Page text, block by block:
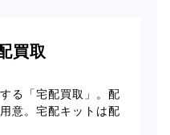
買取
る「宅配買取」。配
意。宅配キットは配